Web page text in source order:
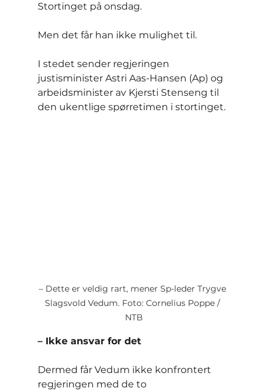
Stortinget på onsdag.
Men det får han ikke mulighet til.
I stedet sender regjeringen
justisminister Astri Aas-Hansen (Ap) og
arbeidsminister av Kjersti Stenseng til
den ukentlige spørretimen i stortinget.
– Dette er veldig rart, mener Sp-leder Trygve
Slagsvold Vedum. Foto: Cornelius Poppe /
NTB
– Ikke ansvar for det
Dermed får Vedum ikke konfrontert
regjeringen med de to